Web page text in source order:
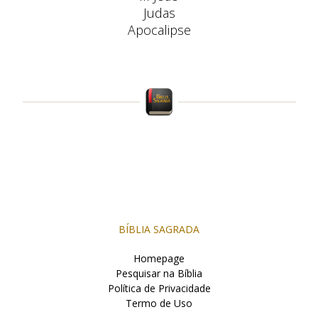
Judas
Apocalipse
BÍBLIA SAGRADA
Homepage
Pesquisar na Bíblia
Política de Privacidade
Termo de Uso